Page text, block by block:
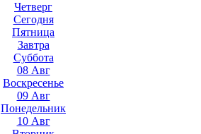
Четверг
Сегодня
Пятница
Завтра
Суббота
08 Авг
Воскресенье
09 Авг
Понедельник
10 Авг